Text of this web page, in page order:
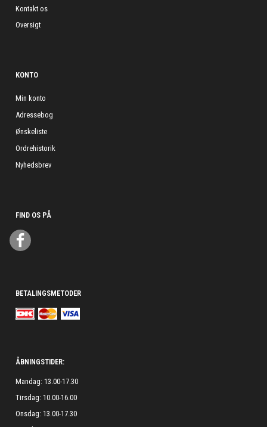
Kontakt os
Oversigt
KONTO
Min konto
Adressebog
Ønskeliste
Ordrehistorik
Nyhedsbrev
FIND OS PÅ
BETALINGSMETODER
ÅBNINGSTIDER:
Mandag: 13.00-17.30
Tirsdag: 10.00-16.00
Onsdag: 13.00-17.30